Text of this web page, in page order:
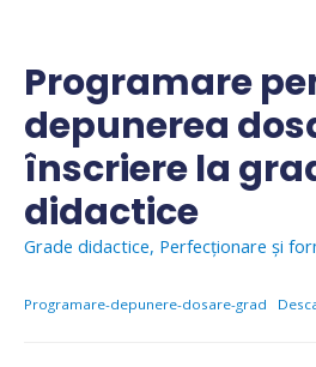
contentProgramare
depunerea
înscriere la
didactice
Grade didactice, Perfecționare și
Programare-depunere-dosare-grad